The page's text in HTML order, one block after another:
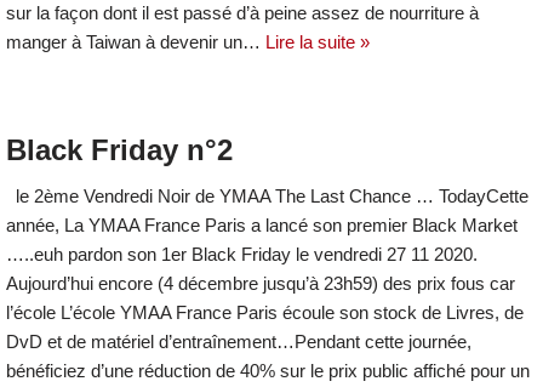
sur la façon dont il est passé d’à peine assez de nourriture à
manger à Taiwan à devenir un… Lire la suite »
Black Friday n°2
le 2ème Vendredi Noir de YMAA The Last Chance … TodayCette
année, La YMAA France Paris a lancé son premier Black Market
…..euh pardon son 1er Black Friday le vendredi 27 11 2020.
Aujourd’hui encore (4 décembre jusqu’à 23h59) des prix fous car
l’école L’école YMAA France Paris écoule son stock de Livres, de
DvD et de matériel d’entraînement…Pendant cette journée,
bénéficiez d’une réduction de 40% sur le prix public affiché pour un